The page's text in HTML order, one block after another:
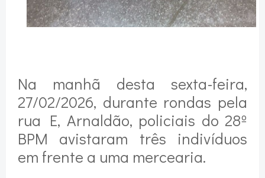
Na manhã desta sexta-feira,
27/02/2026, durante rondas pela
rua E, Arnaldão, policiais do 28º
BPM avistaram três indivíduos
em frente a uma mercearia.